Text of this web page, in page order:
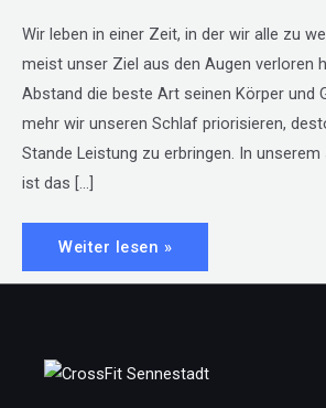
Wir leben in einer Zeit, in der wir alle zu
meist unser Ziel aus den Augen verloren
Abstand die beste Art seinen Körper und
mehr wir unseren Schlaf priorisieren,
Stande Leistung zu erbringen. In
ist das […]
E59
AUSWIRKUNGEN
Weiter lesen »